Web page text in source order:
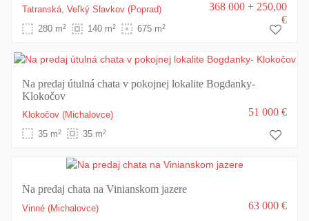
Tatranská, Veľký Slavkov (Poprad)
280 m2 140 m2 675 m2
368 000 + 250,00
€
Na predaj útulná chata v pokojnej lokalite Bogdanky-
Klokočov
Klokočov (Michalovce)
35 m2 35 m2
51 000 €
Na predaj chata na Vinianskom jazere
Vinné (Michalovce)
63 000 €